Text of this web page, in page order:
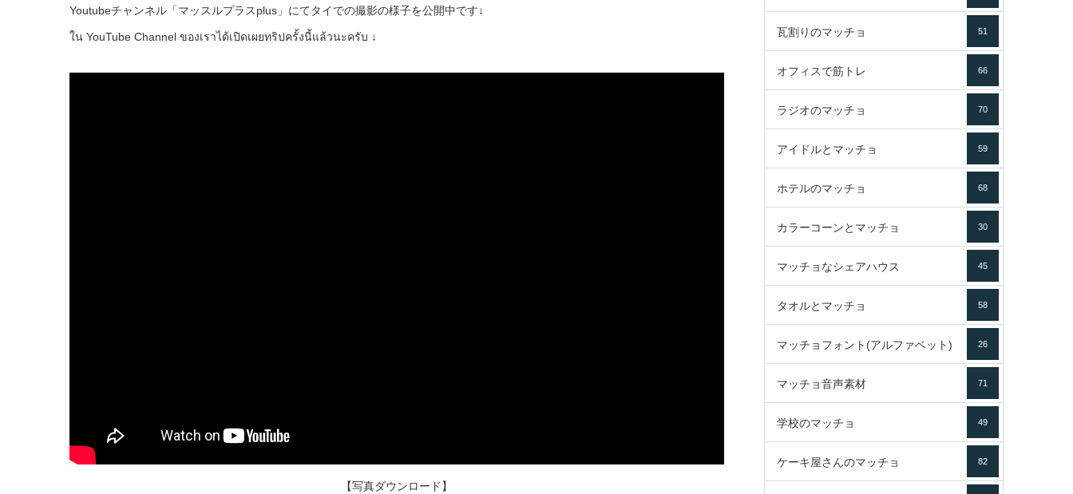
Youtubeチャンネル「マッスルプラスplus」にてタイでの撮影の様子を公開中です↓
ใน YouTube Channel ของเราได้เปิดเผยทริปครั้งนี้แล้วนะครับ ↓
【写真ダウンロード】
瓦割りのマッチョ 51
オフィスで筋トレ 66
ラジオのマッチョ 70
アイドルとマッチョ 59
ホテルのマッチョ 68
カラーコーンとマッチョ 30
マッチョなシェアハウス 45
タオルとマッチョ 58
マッチョフォント(アルファベット) 26
マッチョ音声素材 71
学校のマッチョ 49
ケーキ屋さんのマッチョ 82